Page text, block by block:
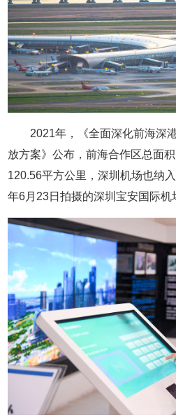
2021年，《全面深化前海深
放方案》公布，前海合作区总面
120.56平方公里，深圳机场也纳
年6月23日拍摄的深圳宝安国际机